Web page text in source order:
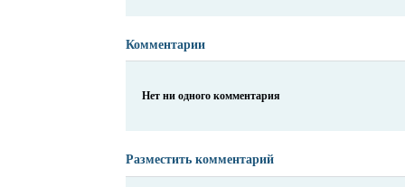
Комментарии
Нет ни одного комментария
Разместить комментарий